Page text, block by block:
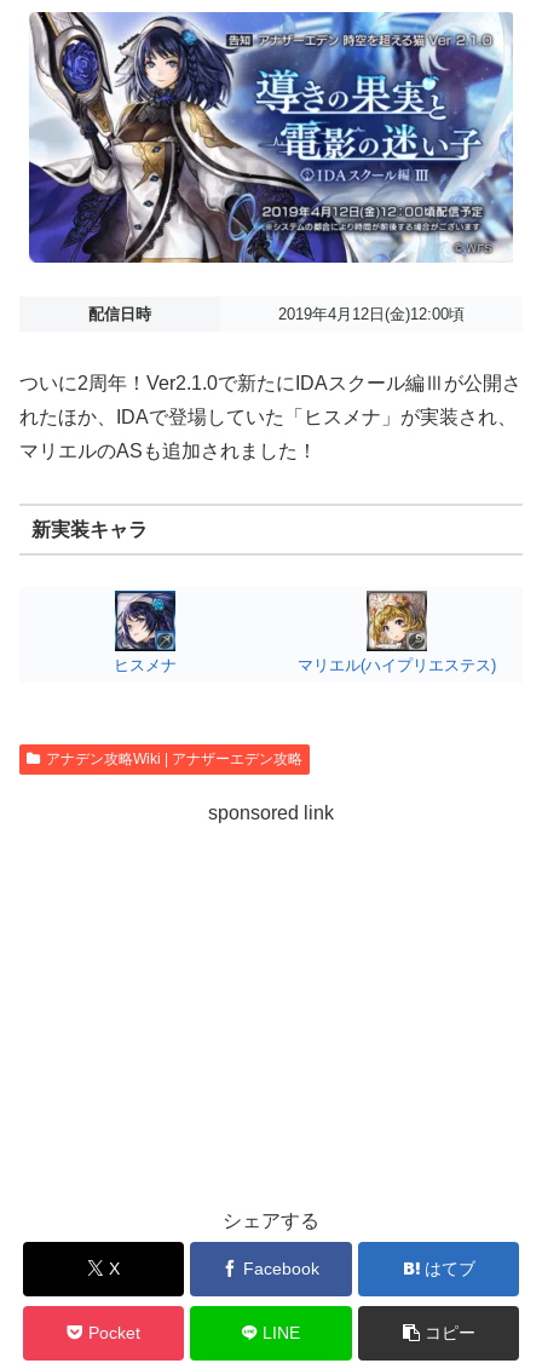
配信日時 2019年4月12日(金)12:00頃
ついに2周年！Ver2.1.0で新たにIDAスクール編Ⅲが公開さ
れたほか、IDAで登場していた「ヒスメナ」が実装され、
マリエルのASも追加されました！
新実装キャラ
ヒスメナ マリエル(ハイプリエステス)
アナデン攻略Wiki | アナザーエデン攻略
sponsored link
シェアする
X Facebook はてブ
Pocket LINE コピー